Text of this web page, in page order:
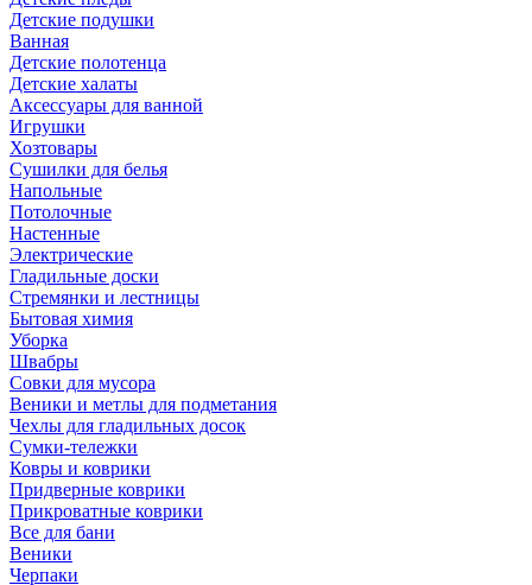
Детские подушки
Ванная
Детские полотенца
Детские халаты
Аксессуары для ванной
Игрушки
Хозтовары
Сушилки для белья
Напольные
Потолочные
Настенные
Электрические
Гладильные доски
Стремянки и лестницы
Бытовая химия
Уборка
Швабры
Совки для мусора
Веники и метлы для подметания
Чехлы для гладильных досок
Сумки-тележки
Ковры и коврики
Придверные коврики
Прикроватные коврики
Все для бани
Веники
Черпаки